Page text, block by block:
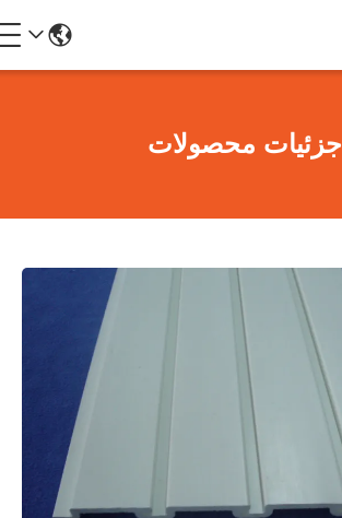
جزئیات محصولات